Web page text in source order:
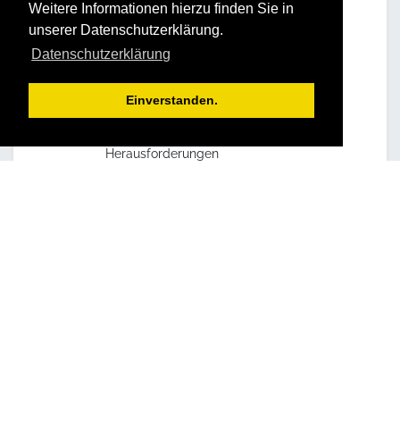
Weitere Informationen hierzu finden Sie in
unserer Datenschutzerklärung.
Datenschutzerklärung
Einverstanden.
Erhöhung der Performance
Umsetzungskompetenz
mit nachhaltiger Leistungssteigerung
Erkennen von Aufgaben
Herausforderungen